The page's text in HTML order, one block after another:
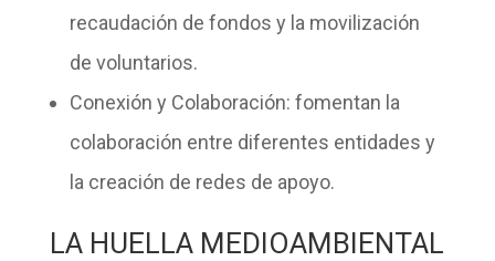
recaudación de fondos y la movilización
de voluntarios.
Conexión y Colaboración: fomentan la
colaboración entre diferentes entidades y
la creación de redes de apoyo.
LA HUELLA MEDIOAMBIENTAL